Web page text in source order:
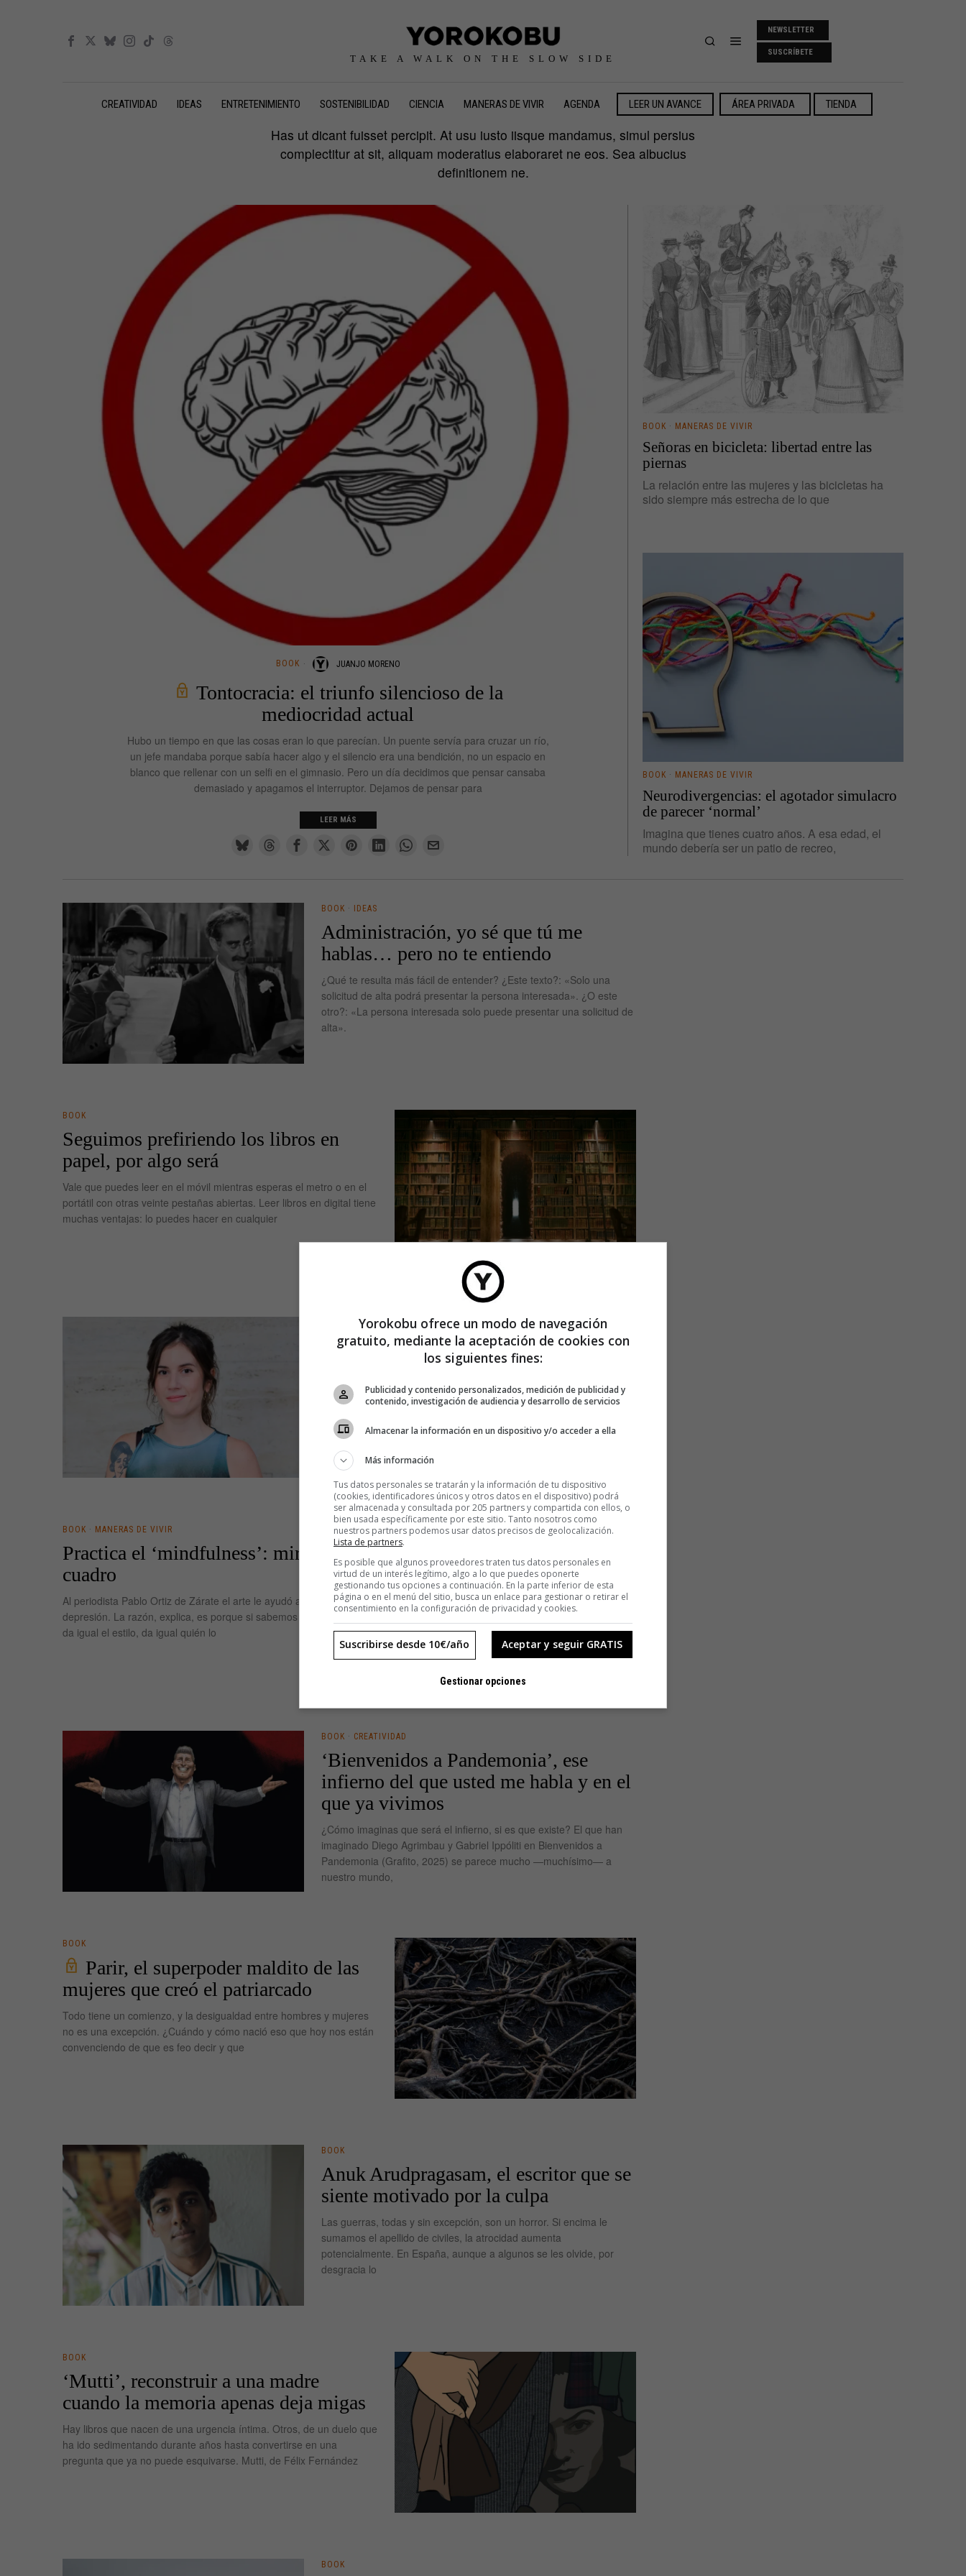
TAKE A WALK ON THE SLOW SIDE
NEWSLETTER
SUSCRÍBETE
CREATIVIDAD IDEAS ENTRETENIMIENTO SOSTENIBILIDAD CIENCIA MANERAS DE VIVIR AGENDA LEER UN AVANCE ÁREA PRIVADA TIENDA
Has ut dicant fuisset percipit. At usu iusto iisque mandamus, simul persius
complectitur at sit, aliquam moderatius elaboraret ne eos. Sea albucius
definitionem ne.
BOOK JUANJO MORENO
Tontocracia: el triunfo silencioso de la
mediocridad actual
Hubo un tiempo en que las cosas eran lo que parecían. Un puente servía para cruzar un río,
un jefe mandaba porque sabía hacer algo y el silencio era una bendición, no un espacio en
blanco que rellenar con un selfi en el gimnasio. Pero un día decidimos que pensar cansaba
demasiado y apagamos el interruptor. Dejamos de pensar para
LEER MÁS
BOOK · MANERAS DE VIVIR
Señoras en bicicleta: libertad entre las
piernas
La relación entre las mujeres y las bicicletas ha
sido siempre más estrecha de lo que
BOOK · MANERAS DE VIVIR
Neurodivergencias: el agotador simulacro
de parecer ‘normal’
Imagina que tienes cuatro años. A esa edad, el
mundo debería ser un patio de recreo,
BOOK · IDEAS
Administración, yo sé que tú me
hablas… pero no te entiendo
¿Qué te resulta más fácil de entender? ¿Este texto?: «Solo una
solicitud de alta podrá presentar la persona interesada». ¿O este
otro?: «La persona interesada solo puede presentar una so­licitud de
alta».
BOOK
Seguimos prefiriendo los libros en
papel, por algo será
Vale que puedes leer en el móvil mientras esperas el metro o en el
portátil con otras veinte pestañas abiertas. Leer libros en digital tiene
muchas ventajas: lo puedes hacer en cualquier
CREATIVIDAD
Mayte Gómez Molina: «En la
creación, el modo piloto automático es
modo basura automática»
de los mejores artistas que suelen publicarse en medios
creadores, ya
BOOK · MANERAS DE VIVIR
Practica el ‘mindfulness’: mira un
cuadro
Al periodista Pablo Ortiz de Zárate el arte le ayudó a superar la
depresión. La razón, explica, es porque si sabemos mirar un cuadro,
da igual el estilo, da igual quién lo
BOOK · CREATIVIDAD
‘Bienvenidos a Pandemonia’, ese
infierno del que usted me habla y en el
que ya vivimos
¿Cómo imaginas que será el infierno, si es que existe? El que han
imaginado Diego Agrimbau y Gabriel Ippóliti en Bienvenidos a
Pandemonia (Grafito, 2025) se parece mucho —muchísimo— a
nuestro mundo,
BOOK
Parir, el superpoder maldito de las
mujeres que creó el patriarcado
Todo tiene un comienzo, y la desigualdad entre hombres y mujeres
no es una excepción. ¿Cuándo y cómo nació eso que hoy nos están
convenciendo de que es feo decir y que
BOOK
Anuk Arudpragasam, el escritor que se
siente motivado por la culpa
Las guerras, todas y sin excepción, son un horror. Si encima le
sumamos el apellido de civiles, la atrocidad aumenta
potencialmente. En España, aunque a algunos se les olvide, por
desgracia lo
BOOK
‘Mutti’, reconstruir a una madre
cuando la memoria apenas deja migas
Hay libros que nacen de una urgencia íntima. Otros, de un duelo que
ha ido sedimentando durante años hasta convertirse en una
pregunta que ya no puede esquivarse. Mutti, de Félix Fernández
BOOK
Yorokobu ofrece un modo de navegación
gratuito, mediante la aceptación de cookies con
los siguientes fines:
Publicidad y contenido personalizados, medición de publicidad y
contenido, investigación de audiencia y desarrollo de servicios
Almacenar la información en un dispositivo y/o acceder a ella
Más información
Tus datos personales se tratarán y la información de tu dispositivo
(cookies, identificadores únicos y otros datos en el dispositivo) podrá
ser almacenada y consultada por 205 partners y compartida con ellos, o
bien usada específicamente por este sitio. Tanto nosotros como
nuestros partners podemos usar datos precisos de geolocalización.
Lista de partners.
Es posible que algunos proveedores traten tus datos personales en
virtud de un interés legítimo, algo a lo que puedes oponerte
gestionando tus opciones a continuación. En la parte inferior de esta
página o en el menú del sitio, busca un enlace para gestionar o retirar el
consentimiento en la configuración de privacidad y cookies.
Aceptar y seguir GRATIS
Suscribirse desde 10€/año
Gestionar opciones